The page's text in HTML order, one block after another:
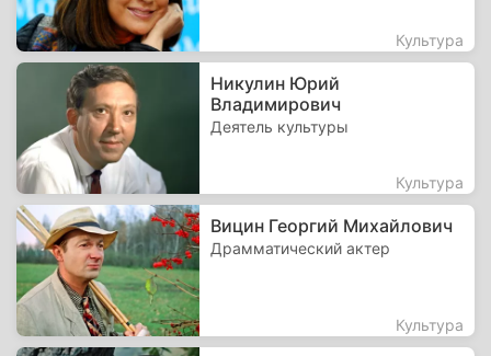
Культура
Никулин Юрий
Владимирович
Деятель культуры
Культура
Вицин Георгий Михайлович
Драмматический актер
Культура